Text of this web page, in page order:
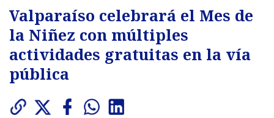
Valparaíso celebrará el Mes de
la Niñez con múltiples
actividades gratuitas en la vía
pública